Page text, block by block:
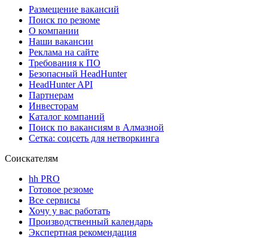
Размещение вакансий
Поиск по резюме
О компании
Наши вакансии
Реклама на сайте
Требования к ПО
Безопасный HeadHunter
HeadHunter API
Партнерам
Инвесторам
Каталог компаний
Поиск по вакансиям в Алмазной
Сетка: соцсеть для нетворкинга
Соискателям
hh PRO
Готовое резюме
Все сервисы
Хочу у вас работать
Производственный календарь
Экспертная рекомендация